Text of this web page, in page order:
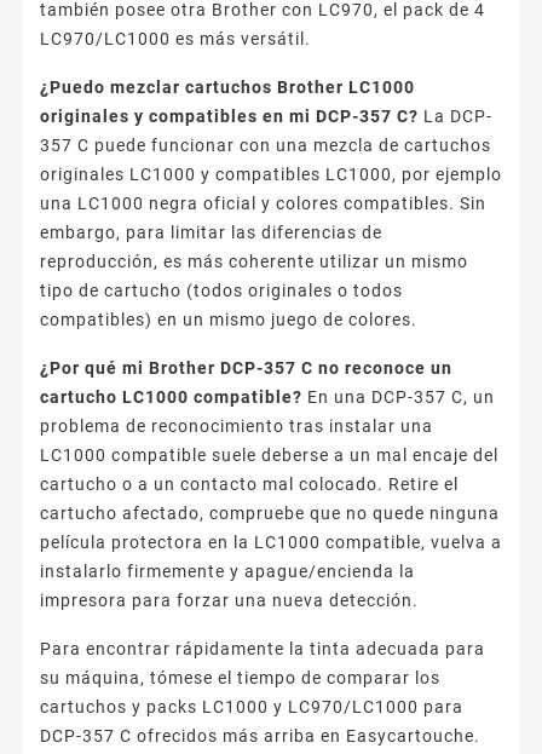
también posee otra Brother con LC970, el pack de 4
LC970/LC1000 es más versátil.
¿Puedo mezclar cartuchos Brother LC1000
originales y compatibles en mi DCP-357 C? La DCP-
357 C puede funcionar con una mezcla de cartuchos
originales LC1000 y compatibles LC1000, por ejemplo
una LC1000 negra oficial y colores compatibles. Sin
embargo, para limitar las diferencias de
reproducción, es más coherente utilizar un mismo
tipo de cartucho (todos originales o todos
compatibles) en un mismo juego de colores.
¿Por qué mi Brother DCP-357 C no reconoce un
cartucho LC1000 compatible? En una DCP-357 C, un
problema de reconocimiento tras instalar una
LC1000 compatible suele deberse a un mal encaje del
cartucho o a un contacto mal colocado. Retire el
cartucho afectado, compruebe que no quede ninguna
película protectora en la LC1000 compatible, vuelva a
instalarlo firmemente y apague/encienda la
impresora para forzar una nueva detección.
Para encontrar rápidamente la tinta adecuada para
su máquina, tómese el tiempo de comparar los
cartuchos y packs LC1000 y LC970/LC1000 para
DCP-357 C ofrecidos más arriba en Easycartouche.